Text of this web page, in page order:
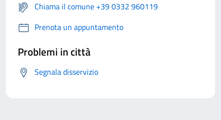
Chiama il comune +39 0332 960119
Prenota un appuntamento
Problemi in città
Segnala disservizio